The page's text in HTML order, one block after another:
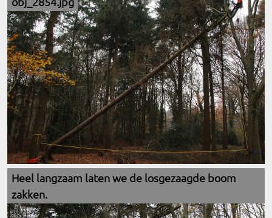
Heel langzaam laten we de losgezaagde boom
zakken.